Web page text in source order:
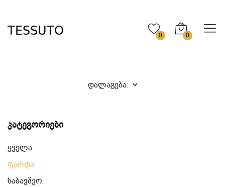
0 0
კატეგორიები
ყველა
ფარდა
საბავშვო
დალაგება: